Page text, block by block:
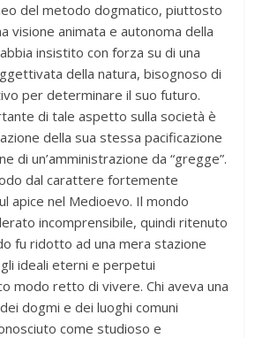
del metodo dogmatico, piuttosto
visione animata e autonoma della
insistito con forza su di una
della natura, bisognoso di
per determinare il suo futuro.
di tale aspetto sulla società è
della sua stessa pacificazione
di un’amministrazione da “gregge”.
dal carattere fortemente
apice nel Medioevo. Il mondo
incomprensibile, quindi ritenuto
fu ridotto ad una mera stazione
ideali eterni e perpetui
modo retto di vivere. Chi aveva una
dogmi e dei luoghi comuni
come studioso e